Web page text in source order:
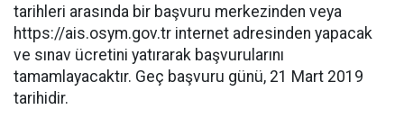
tarihleri arasında bir başvuru merkezinden veya
https://ais.osym.gov.tr internet adresinden yapacak
ve sınav ücretini yatırarak başvurularını
tamamlayacaktır. Geç başvuru günü, 21 Mart 2019
tarihidir.